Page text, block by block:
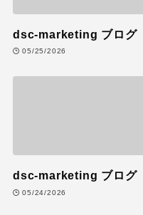
dsc-marketing ブログ
05/25/2026
dsc-marketing ブログ
05/24/2026